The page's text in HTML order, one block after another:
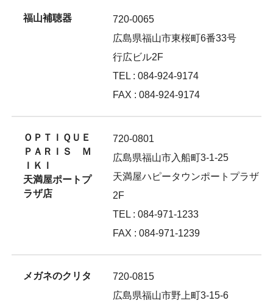
福山補聴器
720-0065
広島県福山市東桜町6番33号
行広ビル2F
TEL : 084-924-9174
FAX : 084-924-9174
ＯＰＴＩＱＵＥ
ＰＡＲＩＳ Ｍ
ＩＫＩ
天満屋ポートプ
ラザ店
720-0801
広島県福山市入船町3-1-25
天満屋ハピータウンポートプラザ
2F
TEL : 084-971-1233
FAX : 084-971-1239
メガネのクリタ
720-0815
広島県福山市野上町3-15-6